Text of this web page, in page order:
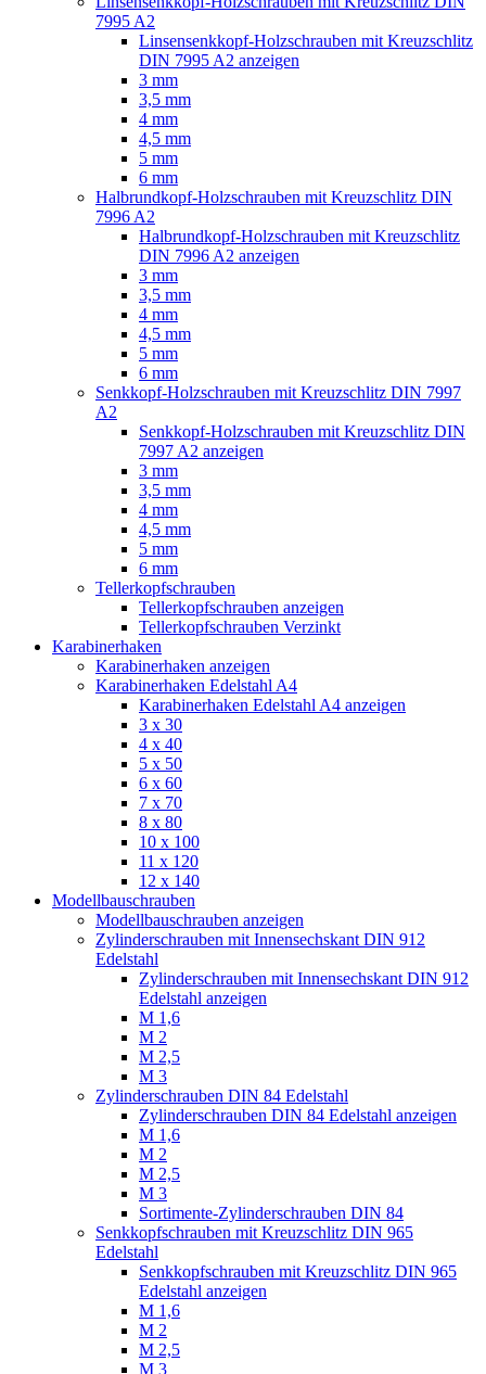
7995 A2
Linsensenkkopf-Holzschrauben mit Kreuzschlitz
DIN 7995 A2 anzeigen
3 mm
3,5 mm
4 mm
4,5 mm
5 mm
6 mm
Halbrundkopf-Holzschrauben mit Kreuzschlitz DIN
7996 A2
Halbrundkopf-Holzschrauben mit Kreuzschlitz
DIN 7996 A2 anzeigen
3 mm
3,5 mm
4 mm
4,5 mm
5 mm
6 mm
Senkkopf-Holzschrauben mit Kreuzschlitz DIN 7997
A2
Senkkopf-Holzschrauben mit Kreuzschlitz DIN
7997 A2 anzeigen
3 mm
3,5 mm
4 mm
4,5 mm
5 mm
6 mm
Tellerkopfschrauben
Tellerkopfschrauben anzeigen
Tellerkopfschrauben Verzinkt
Karabinerhaken
Karabinerhaken anzeigen
Karabinerhaken Edelstahl A4
Karabinerhaken Edelstahl A4 anzeigen
3 x 30
4 x 40
5 x 50
6 x 60
7 x 70
8 x 80
10 x 100
11 x 120
12 x 140
Modellbauschrauben
Modellbauschrauben anzeigen
Zylinderschrauben mit Innensechskant DIN 912
Edelstahl
Zylinderschrauben mit Innensechskant DIN 912
Edelstahl anzeigen
M 1,6
M 2
M 2,5
M 3
Zylinderschrauben DIN 84 Edelstahl
Zylinderschrauben DIN 84 Edelstahl anzeigen
M 1,6
M 2
M 2,5
M 3
Sortimente-Zylinderschrauben DIN 84
Senkkopfschrauben mit Kreuzschlitz DIN 965
Edelstahl
Senkkopfschrauben mit Kreuzschlitz DIN 965
Edelstahl anzeigen
M 1,6
M 2
M 2,5
M 3